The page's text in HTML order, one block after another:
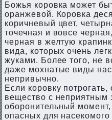
Божья коровка может
оранжевой. Коровка
коричневый цвет,
точечная и вовсе
черная в желтую
вида, которых очень
жуками. Более того, не
даже мохнатые виды
непривычно.
Если коровку
вещество с неприятным
оборонительный
опасных для насекомого